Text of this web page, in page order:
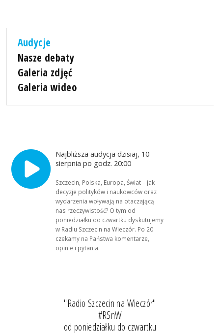
Audycje
Nasze debaty
Galeria zdjęć
Galeria wideo
Najbliższa audycja dzisiaj, 10
sierpnia po godz. 20:00
Szczecin, Polska, Europa, Świat – jak
decyzje polityków i naukowców oraz
wydarzenia wpływają na otaczającą
nas rzeczywistość? O tym od
poniedziałku do czwartku dyskutujemy
w Radiu Szczecin na Wieczór. Po 20
czekamy na Państwa komentarze,
opinie i pytania.
"Radio Szczecin na Wieczór"
#RSnW
od poniedziałku do czwartku